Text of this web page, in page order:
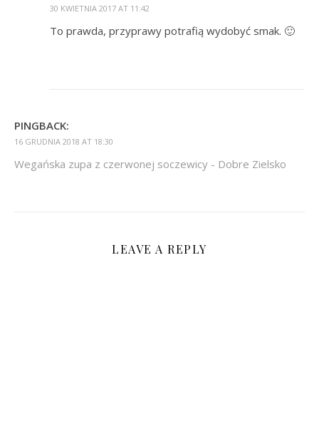
30 KWIETNIA 2017 AT 11:42
To prawda, przyprawy potrafią wydobyć smak. 🙂
PINGBACK:
16 GRUDNIA 2018 AT 18:30
Wegańska zupa z czerwonej soczewicy - Dobre Zielsko
LEAVE A REPLY